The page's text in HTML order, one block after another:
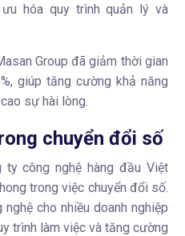
hóa quy trình quản lý và
Group đã giảm thời gian
giúp tăng cường khả năng
sự hài lòng.
chuyển đổi số
ty công nghệ hàng đầu Việt
trong việc chuyển đổi số.
cho nhiều doanh nghiệp
trình làm việc và tăng cường